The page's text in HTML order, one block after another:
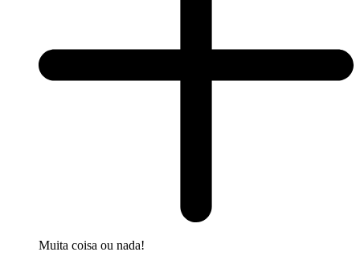
Muita coisa ou nada!